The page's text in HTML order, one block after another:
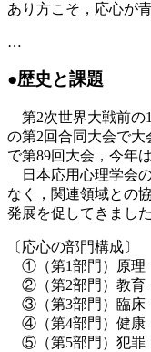
あり方こそ，応心が
…
●歴史と課題
第2次世界大戦前の
の第2回合同大会で大
で第89回大会，今年
日本応用心理学会
なく，関連領域との
発展を促してきました
〔応心の部門構成〕
①（第1部門）原理
②（第2部門）教育
③（第3部門）臨床
④（第4部門）健康
⑤（第5部門）犯罪